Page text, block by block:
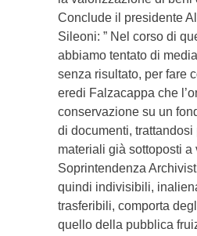
Conclude il presidente
Sileoni: ” Nel corso di
abbiamo tentato di
senza risultato, per fare
eredi Falzacappa che
conservazione su un
di documenti, trattandosi
materiali già sottoposti a
Soprintendenza
quindi indivisibili,
trasferibili, comporta
quello della pubblica